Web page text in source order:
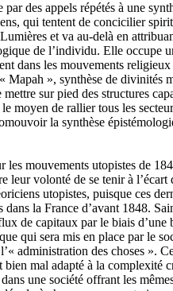
des appels répétés à une
qui tentent de concicilier
et va au-delà en
de l’individu. Elle
dans les mouvements
», synthèse de divinités
sur pied des structures
moyen de rallier tous les
la synthèse
mouvements utopistes de
leur volonté de se tenir à
utopistes, puisque ces
la France d’avant 1848.
de capitaux par le biais
qui sera mis en place par le
administration des choses ».
mal adapté à la
une société offrant les